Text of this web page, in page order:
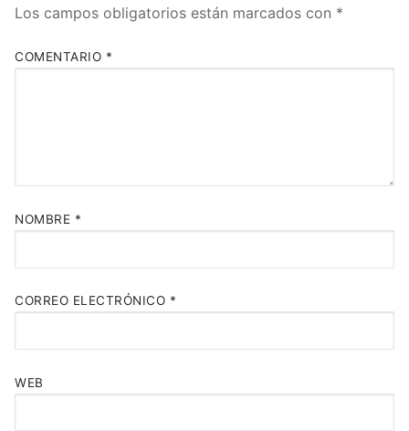
Los campos obligatorios están marcados con *
COMENTARIO *
NOMBRE *
CORREO ELECTRÓNICO *
WEB